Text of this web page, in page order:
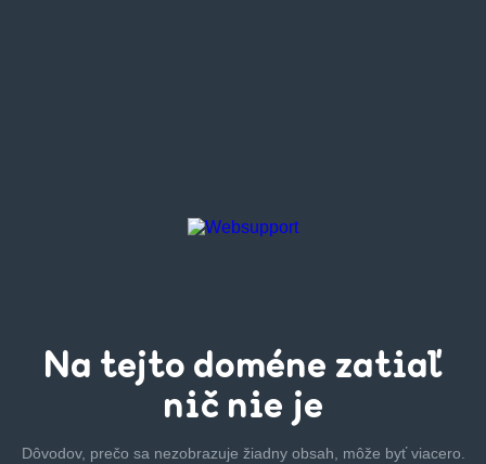
Na tejto doméne zatiaľ
nič nie je
Dôvodov, prečo sa nezobrazuje žiadny obsah, môže byťviacero.